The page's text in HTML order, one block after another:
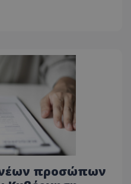
προσώπων